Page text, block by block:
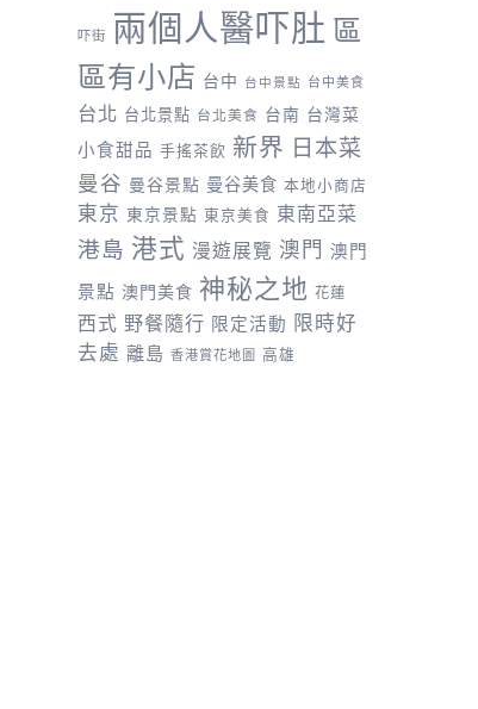
吓街 兩個人醫吓肚 區
區有小店 台中 台中景點 台中美食
台北 台北景點 台北美食 台南 台灣菜
小食甜品 手搖茶飲 新界 日本菜
曼谷 曼谷景點 曼谷美食 本地小商店
東京 東京景點 東京美食 東南亞菜
港島 港式 漫遊展覽 澳門 澳門
景點 澳門美食 神秘之地 花蓮
西式 野餐隨行 限定活動 限時好
去處 離島 香港賞花地圖 高雄